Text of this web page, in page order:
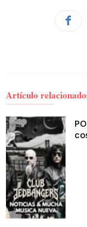
Artículo